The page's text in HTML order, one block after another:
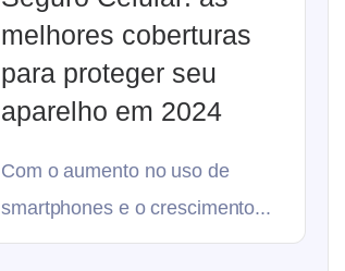
melhores coberturas
para proteger seu
aparelho em 2024
Com o aumento no uso de
smartphones e o crescimento...